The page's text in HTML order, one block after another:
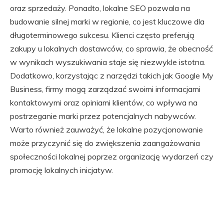
oraz sprzedaży. Ponadto, lokalne SEO pozwala na
budowanie silnej marki w regionie, co jest kluczowe dla
długoterminowego sukcesu. Klienci często preferują
zakupy u lokalnych dostawców, co sprawia, że obecność
w wynikach wyszukiwania staje się niezwykle istotna.
Dodatkowo, korzystając z narzędzi takich jak Google My
Business, firmy mogą zarządzać swoimi informacjami
kontaktowymi oraz opiniami klientów, co wpływa na
postrzeganie marki przez potencjalnych nabywców.
Warto również zauważyć, że lokalne pozycjonowanie
może przyczynić się do zwiększenia zaangażowania
społeczności lokalnej poprzez organizację wydarzeń czy
promocję lokalnych inicjatyw.